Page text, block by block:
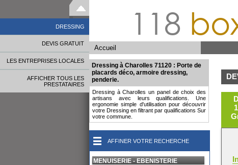
118
Accueil
DRESSING
DEVIS GRATUIT
LES ENTREPRISES LOCALES
AFFICHER TOUS LES
PRESTATAIRES
Dressing à Charolles 71120 : Porte de
placards déco, armoire dressing,
penderie.
Dressing à Charolles un panel de choix des
artisans avec leurs qualifications. Une
ergonomie simple d'utilisation pour découvrir
votre Dressing en filtrant par qualifications Sur
votre commune.
AFFINER VOTRE RECHERCHE
MENUISERIE - EBENISTERIE